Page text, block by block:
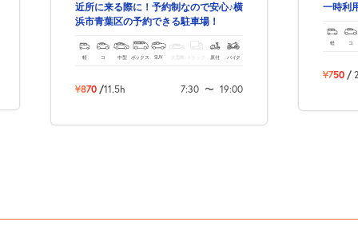
近所に来る際に！予約制なので安心♪横
浜市青葉区の予約できる駐車場！
軽 コ 中型 ボックス SUV 大型車 トラック 原付 バイク
¥870 /11.5h 7:30 〜 19:00
一時利
軽 コ
¥750 /